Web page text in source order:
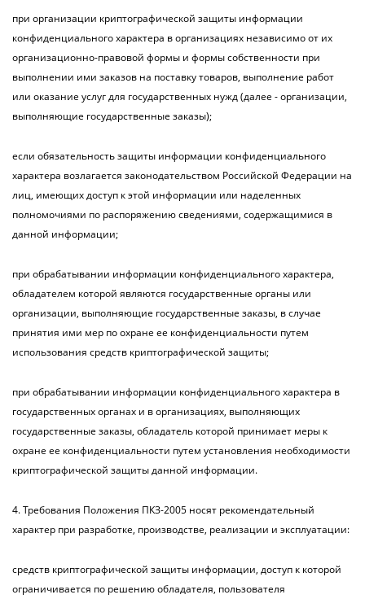
при организации криптографической защиты информации
конфиденциального характера в организациях независимо от их
организационно-правовой формы и формы собственности при
выполнении ими заказов на поставку товаров, выполнение работ
или оказание услуг для государственных нужд (далее - организации,
выполняющие государственные заказы);
если обязательность защиты информации конфиденциального
характера возлагается законодательством Российской Федерации на
лиц, имеющих доступ к этой информации или наделенных
полномочиями по распоряжению сведениями, содержащимися в
данной информации;
при обрабатывании информации конфиденциального характера,
обладателем которой являются государственные органы или
организации, выполняющие государственные заказы, в случае
принятия ими мер по охране ее конфиденциальности путем
использования средств криптографической защиты;
при обрабатывании информации конфиденциального характера в
государственных органах и в организациях, выполняющих
государственные заказы, обладатель которой принимает меры к
охране ее конфиденциальности путем установления необходимости
криптографической защиты данной информации.
4. Требования Положения ПКЗ-2005 носят рекомендательный
характер при разработке, производстве, реализации и эксплуатации:
средств криптографической защиты информации, доступ к которой
ограничивается по решению обладателя, пользователя